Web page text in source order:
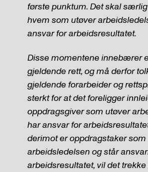
første punktum. Det skal
hvem som utøver
ansvar for arbeidsresultatet.
Disse momentene innebærer
gjeldende rett, og må derfor
gjeldende forarbeider og
sterkt for at det foreligger
oppdragsgiver som utøver
har ansvar for
derimot er oppdragstaker som
arbeidsledelsen og står
arbeidsresultatet, vil det